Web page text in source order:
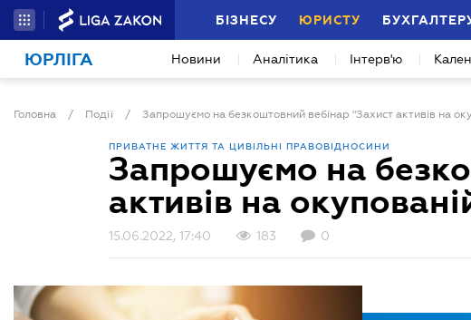
БІЗНЕСУ ЮРИСТУ
ЮРЛІГА Новини Аналітика Інтерв'ю
Головна / Події /
ПРИВАТНЕ ЖИТТЯ ТА ЦИВІЛЬНІ ПРАВОВІДНОСИНИ
Запрошуємо на
активів на
15.06.2022, 17:40 183 0